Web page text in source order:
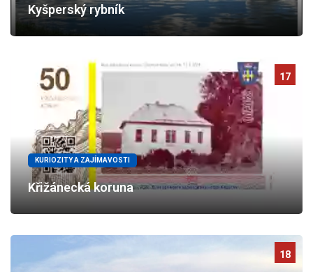
Kyšperský rybník
17
KURIOZITY A ZAJÍMAVOSTI
Křižánecká koruna
18